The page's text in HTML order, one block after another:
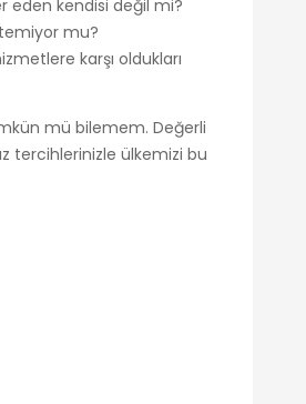
eden kendisi değil mi?
mu?
karşı oldukları
mü bilemem. Değerli
tercihlerinizle ülkemizi bu